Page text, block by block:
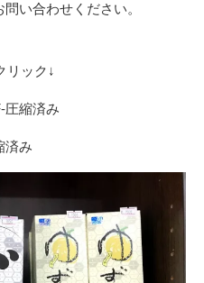
い合わせください。
リック↓
圧縮済み
済み